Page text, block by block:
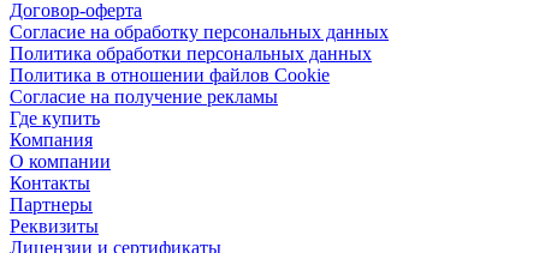
Договор-оферта
Согласие на обработку персональных данных
Политика обработки персональных данных
Политика в отношении файлов Cookie
Согласие на получение рекламы
Где купить
Компания
О компании
Контакты
Партнеры
Реквизиты
Лицензии и сертификаты